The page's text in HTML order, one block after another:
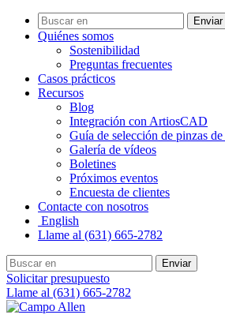
Enviar
Quiénes somos
Sostenibilidad
Preguntas frecuentes
Casos prácticos
Recursos
Blog
Integración con ArtiosCAD
Guía de selección de pinzas
Galería de vídeos
Boletines
Próximos eventos
Encuesta de clientes
Contacte con nosotros
English
Llame al (631) 665-2782
Enviar
Solicitar presupuesto
Llame al (631) 665-2782